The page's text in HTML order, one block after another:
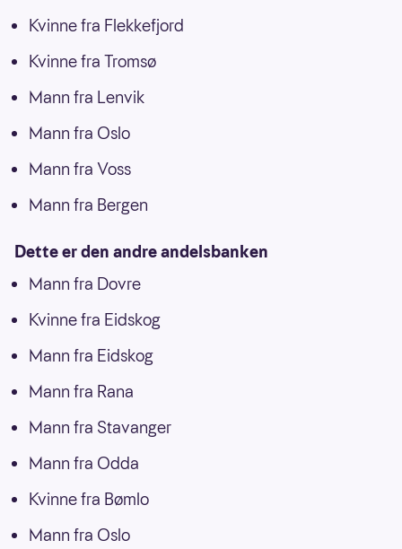
Kvinne fra Flekkefjord
Kvinne fra Tromsø
Mann fra Lenvik
Mann fra Oslo
Mann fra Voss
Mann fra Bergen
Dette er den andre andelsbanken
Mann fra Dovre
Kvinne fra Eidskog
Mann fra Eidskog
Mann fra Rana
Mann fra Stavanger
Mann fra Odda
Kvinne fra Bømlo
Mann fra Oslo